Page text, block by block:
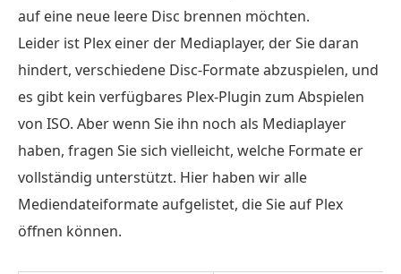
auf eine neue leere Disc brennen möchten.
Leider ist Plex einer der Mediaplayer, der Sie daran
hindert, verschiedene Disc-Formate abzuspielen, und
es gibt kein verfügbares Plex-Plugin zum Abspielen
von ISO. Aber wenn Sie ihn noch als Mediaplayer
haben, fragen Sie sich vielleicht, welche Formate er
vollständig unterstützt. Hier haben wir alle
Mediendateiformate aufgelistet, die Sie auf Plex
öffnen können.